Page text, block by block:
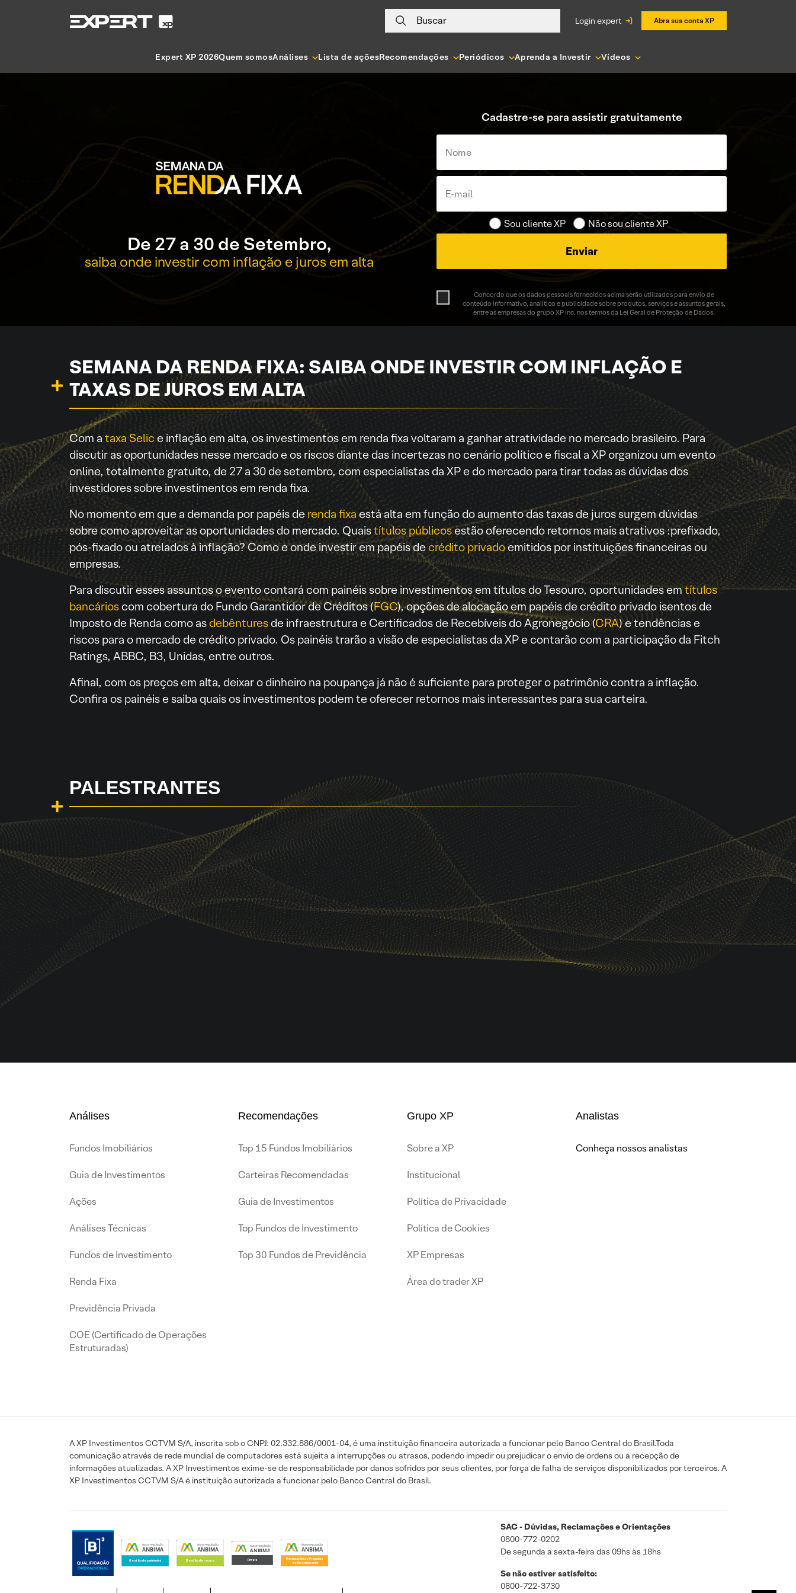
Buscar login expert Abra sua conta XP
Expert XP 2026Quem somosAnálises Lista de açõesRecomendações Periódicos Aprenda a Investir Vídeos
De 27 a 30 de Setembro,
saiba onde investir com inflação e juros em alta
Cadastre-se para assistir gratuitamente
Sou cliente XP Não sou cliente XP
Concordo que os dados pessoais fornecidos acima serão utilizados para envio de
conteúdo informativo, analítico e publicidade sobre produtos, serviços e assuntos gerais,
entre as empresas do grupo XP Inc, nos termos da Lei Geral de Proteção de Dados.
SEMANA DA RENDA FIXA: SAIBA ONDE INVESTIR COM INFLAÇÃO E
TAXAS DE JUROS EM ALTA
Com a taxa Selice inflação em alta, os investimentos em renda fixa voltaram a ganhar atratividade no mercado brasileiro. Para
discutir as oportunidades nesse mercado e os riscos diante das incertezas no cenário político e fiscal a XP organizou um evento
online, totalmente gratuito, de 27 a 30 de setembro, com especialistas da XP e do mercado para tirar todas as dúvidas dos
investidores sobre investimentos em renda fixa.
No momento em que a demanda por papéis derenda fixaestá alta em função do aumento das taxas de juros surgem dúvidas
sobre como aproveitar as oportunidades do mercado. Quaistítulos públicosestão oferecendo retornos mais atrativos :prefixado,
pós-fixado ou atrelados à inflação? Como e onde investir em papéis decrédito privadoemitidos por instituições financeiras ou
empresas.
Para discutir esses assuntos o evento contará com painéis sobre investimentos em títulos do Tesouro, oportunidades emtítulos
bancários com cobertura do Fundo Garantidor de Créditos (FGC), opções de alocação em papéis de crédito privado isentos de
Imposto de Renda como as debêntures de infraestrutura e Certificados de Recebíveis do Agronegócio (CRA) e tendências e
riscos para o mercado de crédito privado. Os painéis trarão a visão de especialistas da XP e contarão com a participação da Fitch
Ratings, ABBC, B3, Unidas, entre outros.
Afinal, com os preços em alta, deixar o dinheiro na poupança já não é suficiente para proteger o patrimônio contra a inflação.
Confira os painéis e saiba quais os investimentos podem te oferecer retornos mais interessantes para sua carteira.
PALESTRANTES
Análises
Fundos Imobiliários
Guia de Investimentos
Ações
Análises Técnicas
Fundos de Investimento
Renda Fixa
Previdência Privada
COE (Certificado de Operações
Estruturadas)
Recomendações
Top 15 Fundos Imobiliários
Carteiras Recomendadas
Guia de Investimentos
Top Fundos de Investimento
Top 30 Fundos de Previdência
Grupo XP
Sobre a XP
Institucional
Política de Privacidade
Política de Cookies
XP Empresas
Área do trader XP
Analistas
Conheça nossos analistas
A XP Investimentos CCTVM S/A, inscrita sob o CNPJ: 02.332.886/0001-04, é uma instituição financeira autorizada a funcionar pelo Banco Central do Brasil.Toda
comunicação através de rede mundial de computadores está sujeita a interrupções ou atrasos, podendo impedir ou prejudicar o envio de ordens ou a recepção de
informações atualizadas. A XP Investimentos exime-se de responsabilidade por danos sofridos por seus clientes, por força de falha de serviços disponibilizados por terceiros. A
XP Investimentos CCTVM S/A é instituição autorizada a funcionar pelo Banco Central do Brasil.
SAC - Dúvidas, Reclamações e Orientações
0800-772-0202
De segunda a sexta-feira das 09hs às 18hs
Se não estiver satisfeito:
0800-722-3730